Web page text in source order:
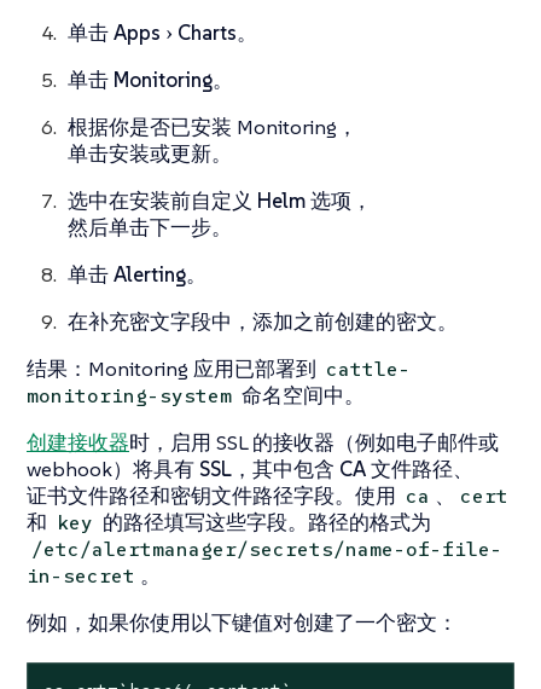
单击Apps Charts。
单击 Monitoring。
根据你是否已安装 Monitoring，
单击安装或更新。
选中在安装前自定义 Helm 选项 ，
然后单击下一步。
单击Alerting。
在补充密文字段中，添加之前创建的密文。
结果 ：Monitoring 应用已部署到 cattle-
monitoring-system 命名空间中。
创建接收器时，启用 SSL 的接收器（例如电子邮件或
webhook）将具有 SSL ，其中包含 CA 文件路径、
证书文件路径和密钥文件路径字段。使用 ca 、 cert
和 key 的路径填写这些字段。路径的格式为
/etc/alertmanager/secrets/name-of-file-
in-secret 。
例如，如果你使用以下键值对创建了一个密文：